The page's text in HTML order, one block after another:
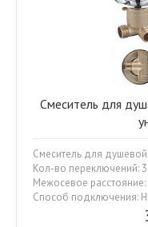
Смеситель для
Смеситель для
Кол-во переключений: 3
Межосевое
Способ подключения: